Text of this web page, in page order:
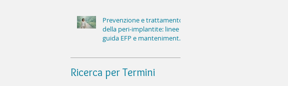
Prevenzione e trattamento
della peri-implantite: linee
guida EFP e mantenimento
Ricerca per Termini